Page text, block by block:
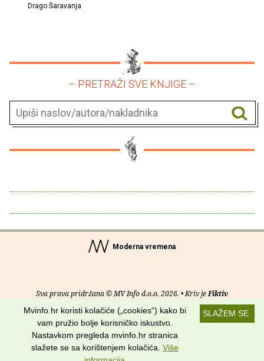
Drago Šaravanja
– PRETRAŽI SVE KNJIGE –
Moderna vremena
Sva prava pridržana © MV Info d.o.o. 2026. • Kriv jeFiktiv
Uvjeti korištenja RSS kanali
Potraži nas na:
SLAŽEM SE
Mvinfo.hr koristi kolačiće („cookies“) kako bi
vam pružio bolje korisničko iskustvo.
Nastavkom pregleda mvinfo.hr stranica
slažete se sa korištenjem kolačića. Više